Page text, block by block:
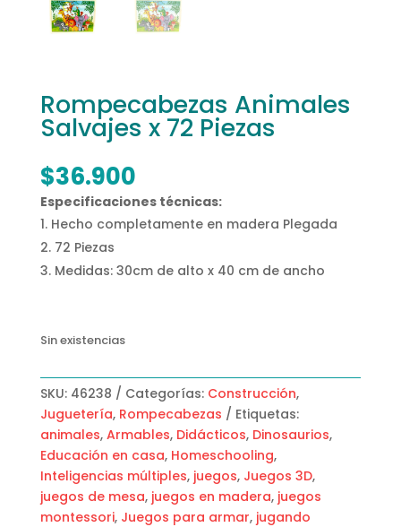
Rompecabezas Animales
Salvajes x 72 Piezas
$36.900
Especificaciones técnicas:
Hecho completamente en madera Plegada
72 Piezas
Medidas: 30cm de alto x 40 cm de ancho
Sin existencias
SKU: 46238 Categorías: Construcción,
Juguetería, Rompecabezas
Etiquetas:
animales, Armables, Didácticos, Dinosaurios,
Educación en casa, Homeschooling,
Inteligencias múltiples, juegos, Juegos 3D,
juegos de mesa, juegos en madera, juegos
montessori, Juegos para armar, jugando